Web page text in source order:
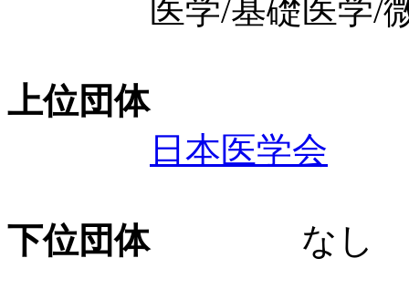
医学/基礎医学/微
上位団体
日本医学会
下位団体なし